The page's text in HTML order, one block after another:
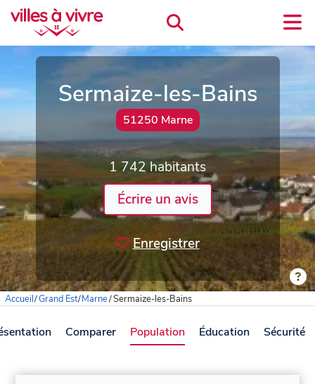
Sermaize-les-Bains
51250 Marne
1 742 habitants
Écrire un avis
Enregistrer
Accueil/Grand Est/Marne/Sermaize-les-Bains
Comparer Population Éducation Sécurité